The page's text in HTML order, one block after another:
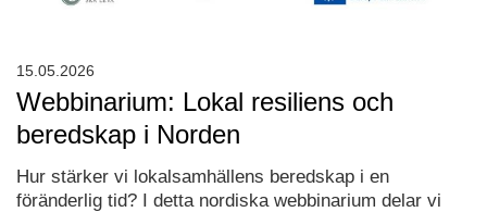
Webbinarium: Lokal resiliens och
beredskap i Norden
Hur stärker vi lokalsamhällens beredskap i en
föränderlig tid? I detta nordiska webbinarium delar vi
15.05.2026